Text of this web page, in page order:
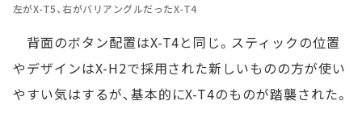
左がX-T5、右がバリアングルだったX-T4
背面のボタン配置はX-T4と同じ。スティックの位置
やデザインはX-H2で採用された新しいものの方が使い
やすい気はするが、基本的にX-T4のものが踏襲された。